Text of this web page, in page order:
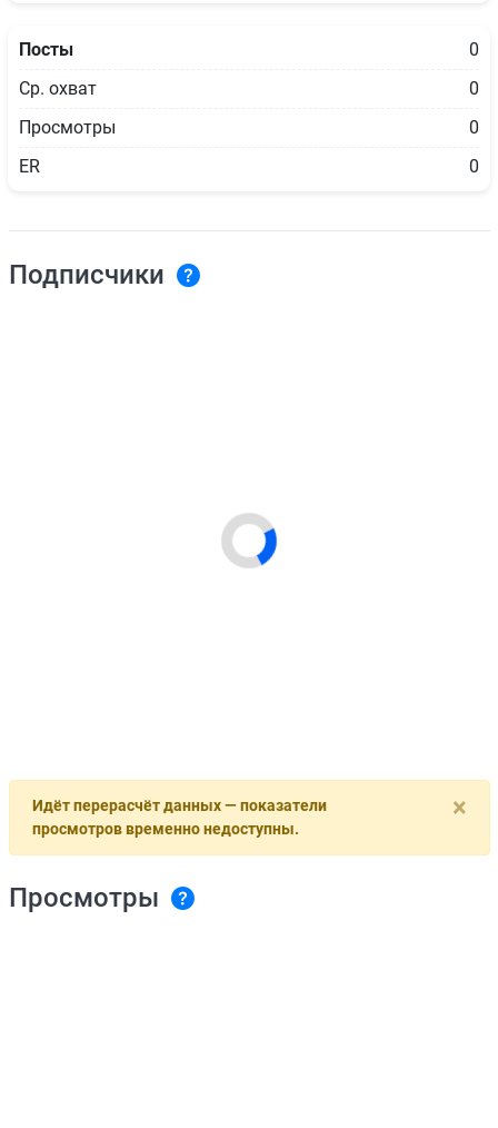
Посты
0
Ср. охват
0
Просмотры
0
ER
0
Подписчики
×
Идёт перерасчёт данных — показатели
просмотров временно недоступны.
Просмотры